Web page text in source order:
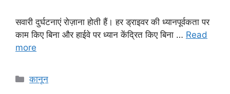
सवारी दुर्घटनाएं रोज़ाना होती हैं। हर ड्राइवर की ध्यानपूर्वकता पर
काम किए बिना और हाईवे पर ध्यान केंद्रित किए बिना … Read
more
Categories
कानून